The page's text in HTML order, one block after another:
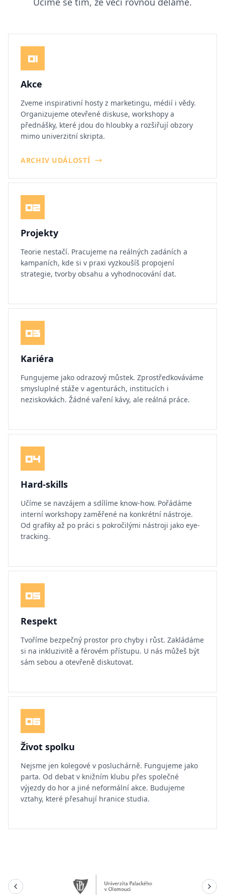
01
Akce
Zveme inspirativní hosty z marketingu, médií i vědy.
Organizujeme otevřené diskuse, workshopy a
přednášky, které jdou do hloubky a rozšiřují obzory
mimo univerzitní skripta.
ARCHIV UDÁLOSTÍ
02
Projekty
Teorie nestačí. Pracujeme na reálných zadáních a
kampaních, kde si v praxi vyzkoušíš propojení
strategie, tvorby obsahu a vyhodnocování dat.
03
Kariéra
Fungujeme jako odrazový můstek. Zprostředkováváme
smysluplné stáže v agenturách, institucích i
neziskovkách. Žádné vaření kávy, ale reálná práce.
04
Hard-skills
Učíme se navzájem a sdílíme know-how. Pořádáme
interní workshopy zaměřené na konkrétní nástroje.
Od grafiky až po práci s pokročilými nástroji jako eye-
tracking.
05
Respekt
Tvoříme bezpečný prostor pro chyby i růst. Zakládáme
si na inkluzivitě a férovém přístupu. U nás můžeš být
sám sebou a otevřeně diskutovat.
06
Život spolku
Nejsme jen kolegové v posluchárně. Fungujeme jako
parta. Od debat v knižním klubu přes společné
výjezdy do hor a jiné neformální akce. Budujeme
vztahy, které přesahují hranice studia.